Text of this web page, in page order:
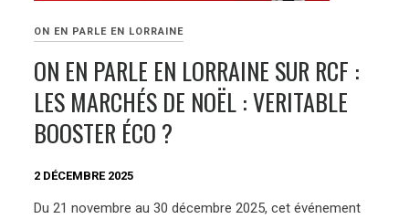
ON EN PARLE EN LORRAINE
ON EN PARLE EN LORRAINE SUR RCF :
LES MARCHÉS DE NOËL : VERITABLE
BOOSTER ÉCO ?
2 DÉCEMBRE 2025
Du 21 novembre au 30 décembre 2025, cet événement